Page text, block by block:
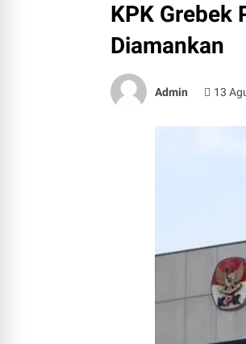
KPK Grebek
Diamankan
Admin 13